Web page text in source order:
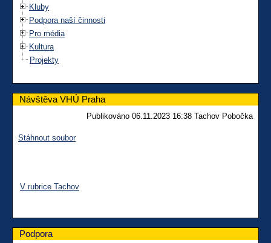
Kluby
Podpora naší činnosti
Pro média
Kultura
Projekty
Návštěva VHÚ Praha
Publikováno 06.11.2023 16:38 Tachov Pobočka
Stáhnout soubor
V rubrice Tachov
Podpora